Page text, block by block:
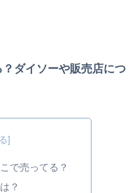
ダイソーや販売店につ
で売ってる？
？